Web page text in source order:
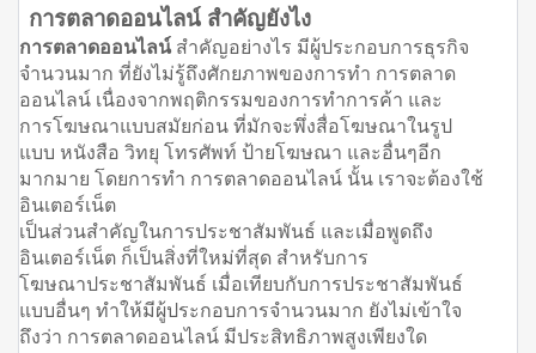
การตลาดออนไลน์ สำคัญยังไง
การตลาดออนไลน์สำคัญอย่างไร มีผู้ประกอบการธุรกิจ
จำนวนมาก ที่ยังไม่รู้ถึงศักยภาพของการทำ การตลาด
ออนไลน์ เนื่องจากพฤติกรรมของการทำการค้า และ
การโฆษณาแบบสมัยก่อน ที่มักจะพึ่งสื่อโฆษณาในรูป
แบบ หนังสือ วิทยุ โทรศัพท์ ป้ายโฆษณา และอื่นๆอีก
มากมาย โดยการทำ การตลาดออนไลน์ นั้น เราจะต้องใช้
อินเตอร์เน็ต
เป็นส่วนสำคัญในการประชาสัมพันธ์ และเมื่อพูดถึง
อินเตอร์เน็ต ก็เป็นสิ่งที่ใหม่ที่สุด สำหรับการ
โฆษณาประชาสัมพันธ์ เมื่อเทียบกับการประชาสัมพันธ์
แบบอื่นๆ ทำให้มีผู้ประกอบการจำนวนมาก ยังไม่เข้าใจ
ถึงว่า การตลาดออนไลน์ มีประสิทธิภาพสูงเพียงใด